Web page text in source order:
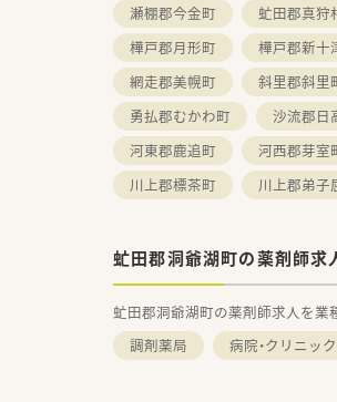
瀬棚郡今金町
虻田郡真狩
樺戸郡月形町
樺戸郡新十
網走郡美幌町
斜里郡斜里
勇払郡むかわ町
沙流郡日
河東郡鹿追町
河西郡芽室
川上郡標茶町
川上郡弟子
虻田郡洞爺湖町の薬剤師求
虻田郡洞爺湖町の薬剤師求人を業
調剤薬局
病院・クリニック